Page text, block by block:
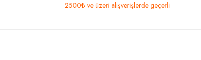
2500₺ ve üzeri alışverişlerde geçerli